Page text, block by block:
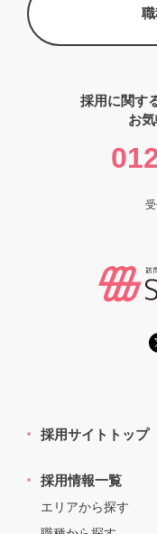
採用に関す
お
採用サイトトップ
採用情報一覧
エリアから探す